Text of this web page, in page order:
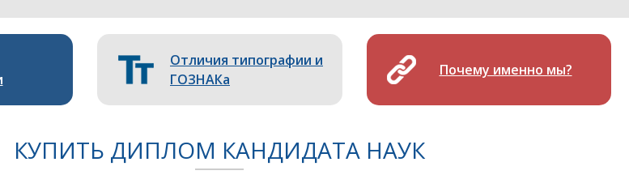
Отличия типографии и
ГОЗНАКа
Почему именно мы?
КУПИТЬ ДИПЛОМ КАНДИДАТА НАУК